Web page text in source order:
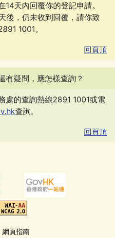
天內回覆你的登記申請。
後，仍未收到回覆，請你致
1001。
回頁頂
有疑問，應怎樣查詢？
處的查詢熱線2891 1001或電
查詢。
回頁頂
網頁指南